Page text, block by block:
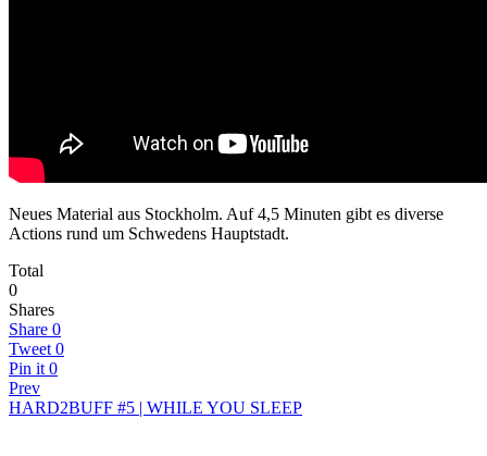
Neues Material aus Stockholm. Auf 4,5 Minuten gibt es diverse
Actions rund um Schwedens Hauptstadt.
Total
0
Shares
Share 0
Tweet 0
Pin it 0
Prev
HARD2BUFF #5 | WHILE YOU SLEEP